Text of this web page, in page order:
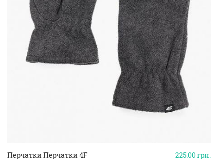
225.00грн.
Перчатки Перчатки 4F